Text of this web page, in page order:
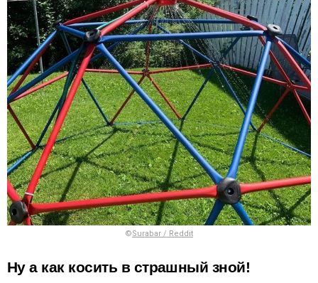
©Surabar / Reddit
Ну а как косить в страшный зной!